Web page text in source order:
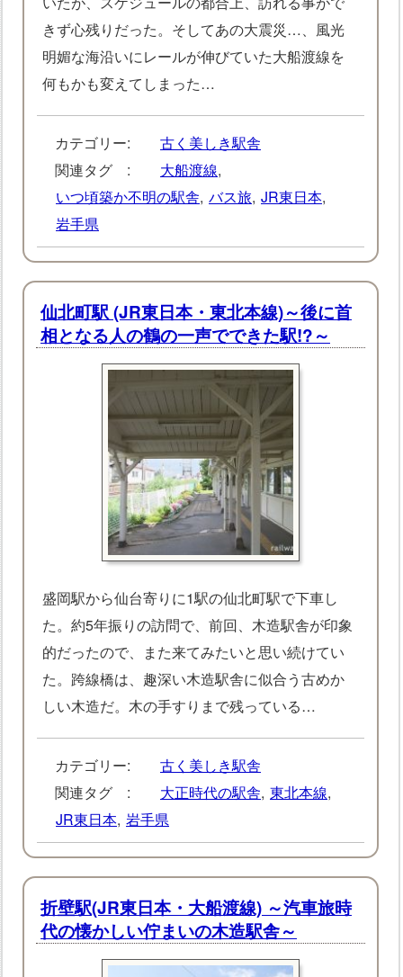
きず心残りだった。そしてあの大震災…、風光
明媚な海沿いにレールが伸びていた大船渡線を
何もかも変えてしまった…
カテゴリー:
古く美しき駅舎
関連タグ :
大船渡線,
いつ頃築か不明の駅舎, バス旅, JR東日本,
岩手県
仙北町駅 (JR東日本・東北本線)～後に首
相となる人の鶴の一声でできた駅!?～
盛岡駅から仙台寄りに1駅の仙北町駅で下車し
た。約5年振りの訪問で、前回、木造駅舎が印象
的だったので、また来てみたいと思い続けてい
た。跨線橋は、趣深い木造駅舎に似合う古めか
しい木造だ。木の手すりまで残っている…
カテゴリー:
古く美しき駅舎
関連タグ :
大正時代の駅舎, 東北本線,
JR東日本, 岩手県
折壁駅(JR東日本・大船渡線) ～汽車旅時
代の懐かしい佇まいの木造駅舎～